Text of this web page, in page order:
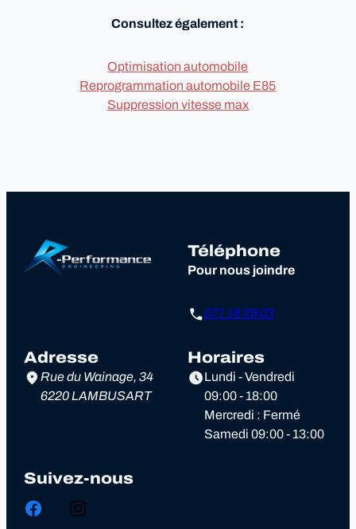
Consultez également :
Optimisation automobile
Reprogrammation automobile E85
Suppression vitesse max
Téléphone
Pour nous joindre
071 18 29 03
Adresse
Rue du Wainage, 34
6220 LAMBUSART
Horaires
Lundi - Vendredi
09:00 - 18:00
Mercredi : Fermé
Samedi 09:00 - 13:00
Suivez-nous